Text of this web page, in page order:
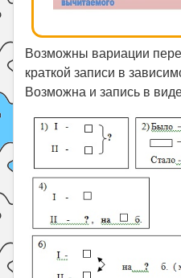
Возможны вариации
краткой записи в
Возможна и запись в